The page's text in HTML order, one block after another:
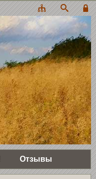
Отзывы